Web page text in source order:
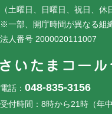
（土曜日、日曜日、祝日、休
※一部、開庁時間が異なる組
法人番号 2000020111007
電話： 048-835-3156
受付時間：8時から21時（年中